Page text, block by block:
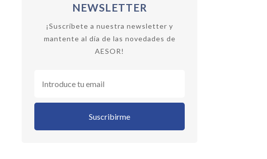
NEWSLETTER
¡Suscríbete a nuestra newsletter y
mantente al día de las novedades de
AESOR!
Suscribirme